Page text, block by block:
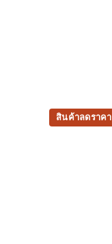
สินค้าลดราคา